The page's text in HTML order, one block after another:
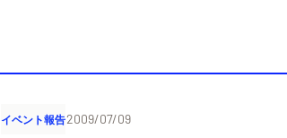
イベント報告2009/07/09